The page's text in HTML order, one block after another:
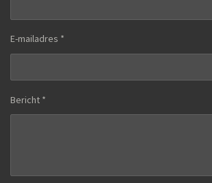
E-mailadres *
Bericht *